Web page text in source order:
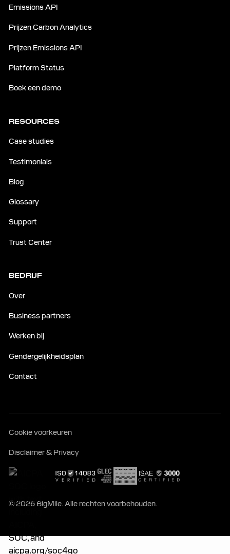
Emissions API
Prijzen Carbon Analytics
Prijzen Emissions API
Platform Status
Boek een demo
RESOURCES
Case studies
Testimonials
Blog
Glossary
Support
Trust Center
BEDRIJF
Over
Business partners
Werken bij
Gendergelijkheidsplan
Contact
© 2026 BigMile. Alle rechten voorbehouden.
Cookie voorkeuren
Disclaimer & Privacy